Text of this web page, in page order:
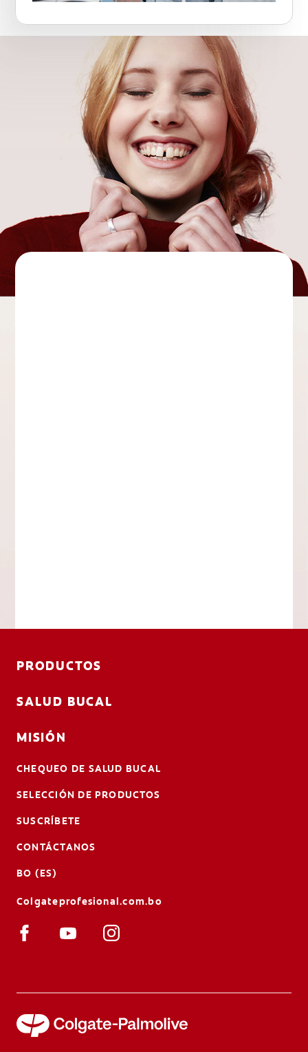
PRODUCTOS
SALUD BUCAL
MISIÓN
CHEQUEO DE SALUD BUCAL
SELECCIÓN DE PRODUCTOS
SUSCRÍBETE
CONTÁCTANOS
BO (ES)
Colgateprofesional.com.bo